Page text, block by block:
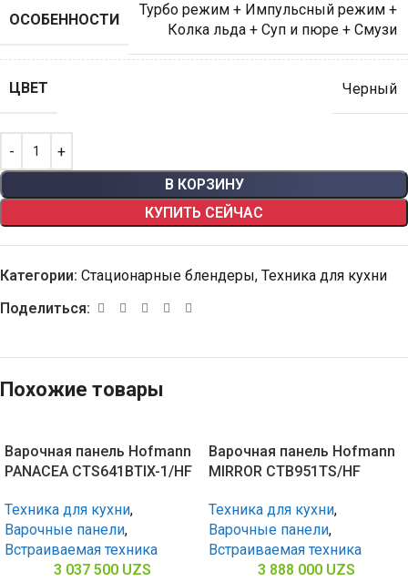
ОСОБЕННОСТИ
Турбо режим + Импульсный режим +
Колка льда + Суп и пюре + Смузи
ЦВЕТ Черный
В КОРЗИНУ
КУПИТЬ СЕЙЧАС
Категории: Стационарные блендеры, Техника для кухни
Поделиться:
Похожие товары
Варочная панель Hofmann
PANACEA CTS641BTIX-1/HF
Техника для кухни,
Варочные панели,
Встраиваемая техника
3 037 500 UZS
Варочная панель Hofmann
MIRROR CTB951TS/HF
Техника для кухни,
Варочные панели,
Встраиваемая техника
3 888 000 UZS